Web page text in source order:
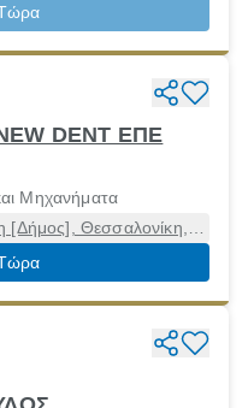
DENT ΕΠΕ
Μηχανήματα
Θεσσαλονίκη,